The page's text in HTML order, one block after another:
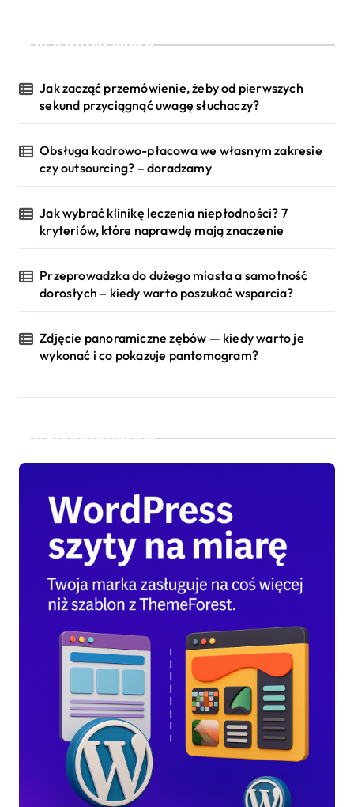
Ostatnie wpisy
Jak zacząć przemówienie, żeby od pierwszych
sekund przyciągnąć uwagę słuchaczy?
Obsługa kadrowo-płacowa we własnym zakresie
czy outsourcing? – doradzamy
Jak wybrać klinikę leczenia niepłodności? 7
kryteriów, które naprawdę mają znaczenie
Przeprowadzka do dużego miasta a samotność
dorosłych – kiedy warto poszukać wsparcia?
Zdjęcie panoramiczne zębów — kiedy warto je
wykonać i co pokazuje pantomogram?
Sponsorowane